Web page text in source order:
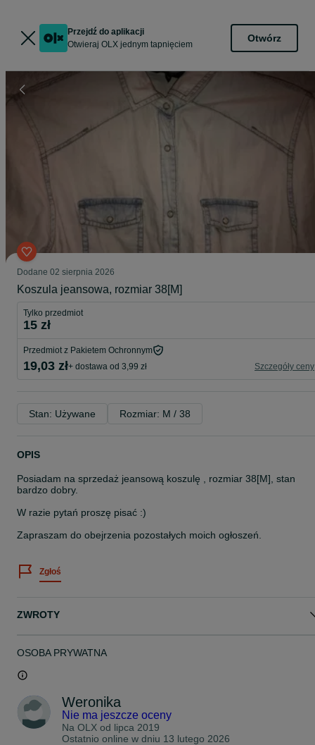
Przejdź do aplikacji
Otwieraj OLX jednym tapnięciem
Otwórz
Dodane 02 sierpnia 2026
Koszula jeansowa, rozmiar 38[M]
Tylko przedmiot
15 zł
Przedmiot z Pakietem Ochronnym
19,03 zł+ dostawa od 3,99 zł Szczegóły ceny
Stan: Używane Rozmiar: M / 38
OPIS
Posiadam na sprzedaż jeansową koszulę , rozmiar 38[M], stan
bardzo dobry.
W razie pytań proszę pisać :)
Zapraszam do obejrzenia pozostałych moich ogłoszeń.
Zgłoś
ZWROTY
OSOBA PRYWATNA
Weronika
Nie ma jeszcze oceny
Na OLX od lipca 2019
Ostatnio online w dniu 13 lutego 2026